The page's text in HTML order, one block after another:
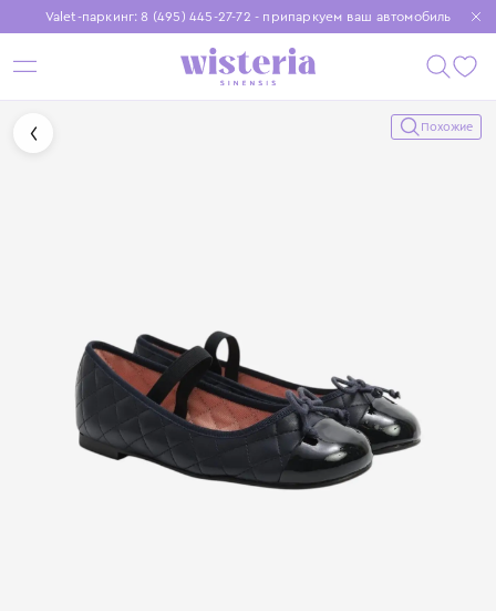
Valet-паркинг: 8 (495) 445-27-72 - припаркуем ваш автомобиль
Бесплатная доставка при заказе от 15 000 ₽
Установите приложение, чтобы покупки были еще удобнее
Похожие